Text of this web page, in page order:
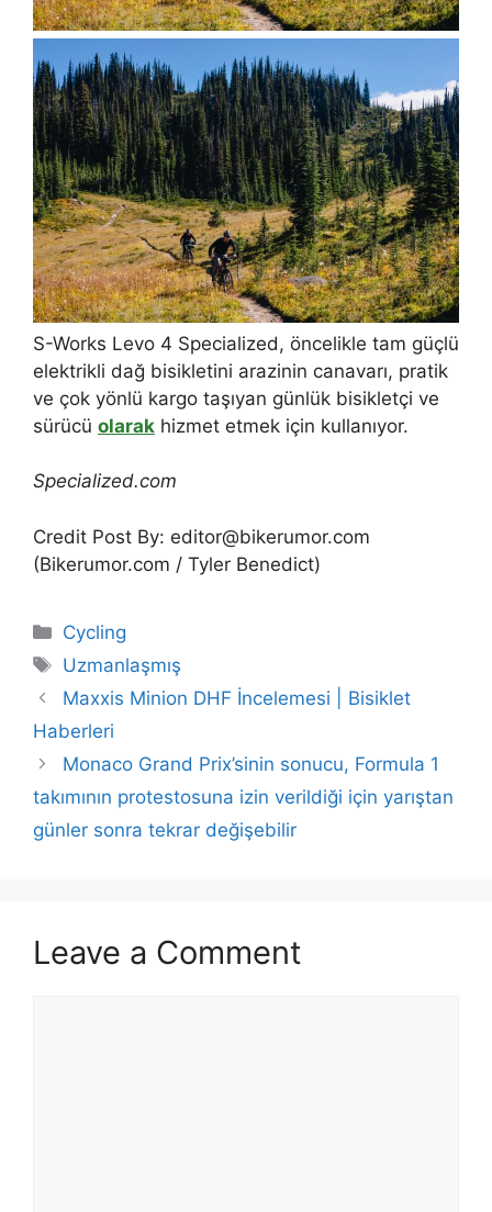
S-Works Levo 4 Specialized, öncelikle tam güçlü
elektrikli dağ bisikletini arazinin canavarı, pratik
ve çok yönlü kargo taşıyan günlük bisikletçi ve
sürücü olarak hizmet etmek için kullanıyor.
Specialized.com
Credit Post By: editor@bikerumor.com
(Bikerumor.com / Tyler Benedict)
Categories
Cycling
Tags
Uzmanlaşmış
Maxxis Minion DHF İncelemesi | Bisiklet
Haberleri
Monaco Grand Prix’sinin sonucu, Formula 1
takımının protestosuna izin verildiği için yarıştan
günler sonra tekrar değişebilir
Leave a Comment